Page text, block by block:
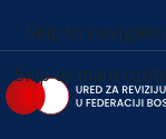
Skip to
Skip to main